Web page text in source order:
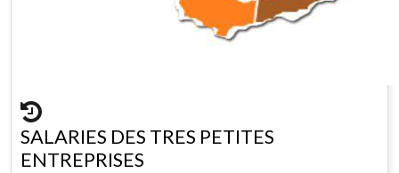
SALARIES DES TRES PETITES
ENTREPRISES